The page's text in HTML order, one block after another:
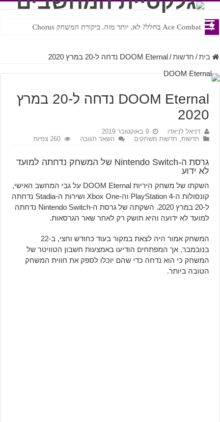
Ace Combat בחלל? לא, יותר מזה. ביקורת המשחק Chorus
Steven Universe והשירים שתורגמו בצורה נוראית לעברית
בית / חדשות / DOOM Eternal נדחה ל-20 במרץ 2020
DOOM Eternal נדחה ל-20 במרץ
2020
דניאל לניאדו
9 באוקטובר 2019
חדשות, חדשות משחקים השאר תגובה 260 צפיות
גרסת ה-Nintendo Switch של המשחק נדחתה למועד
לא ידוע
השקתו של משחק היריות DOOM Eternal על גבי המחשב האישי,
קונסולות ה-PlayStation 4 וה-Xbox One ושירות ה-Stadia נדחתה
ל-20 במרץ 2020. השקתה של גרסת ה-Nintendo Switch נדחתה
למועד לא ידועה והיא תושק רק לאחר שאר הגרסאות.
המשחק אמור היה לצאת במקור בעוד כחודש וחצי, ב-22
בנובמבר, אך המפתחים הודיעו באמצעות חשבון הטוויטר של
המשחק כי הוא נדחה כדי שהם יוכלו לספק את חווית המשחק
הטובה ביותר.